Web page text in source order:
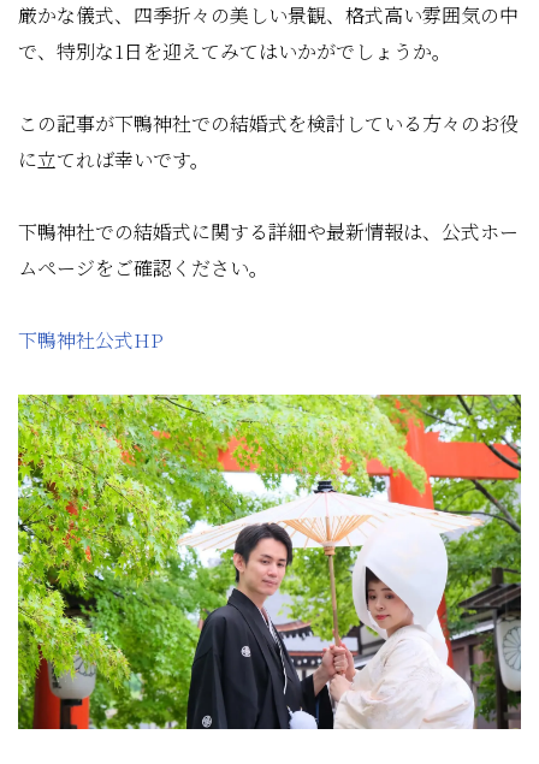
厳かな儀式、四季折々の美しい景観、格式高い雰囲気の中
で、特別な1日を迎えてみてはいかがでしょうか。
この記事が下鴨神社での結婚式を検討している方々のお役
に立てれば幸いです。
下鴨神社での結婚式に関する詳細や最新情報は、公式ホー
ムページをご確認ください。
下鴨神社公式HP